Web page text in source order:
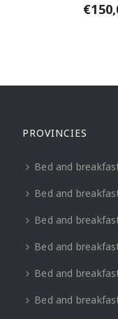
€
PROVINCIES
Bed and
Bed and
Bed and
Bed and
Bed and
Bed and